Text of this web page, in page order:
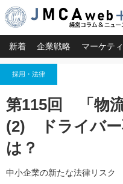
新着 企業戦略 マーケテ
採用・法律
第115回 「物流
(2) ドライバー
は？
中小企業の新たな法律リスク